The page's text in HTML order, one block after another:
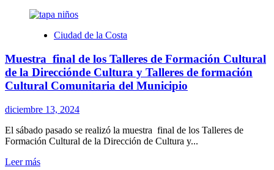
sobre
BRISAS
EL
PLATA
DEL
PROYECTO
(2)
Ciudad de la Costa
Muestra final de los Talleres de Formación Cultural
de la Direcciónde Cultura y Talleres de formación
Cultural Comunitaria del Municipio
diciembre 13, 2024
El sábado pasado se realizó la muestra final de los Talleres de
Formación Cultural de la Dirección de Cultura y...
Leer másLeer